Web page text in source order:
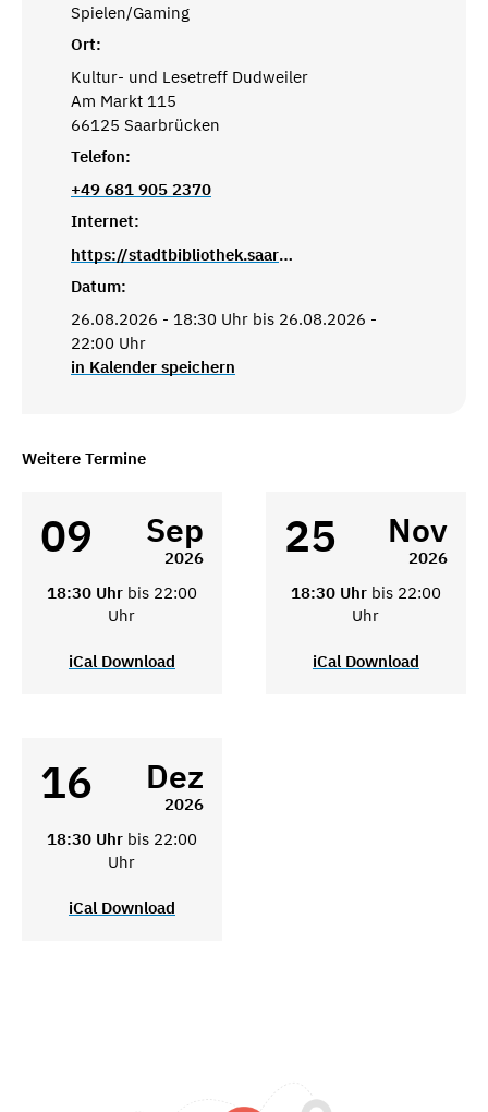
Spielen/Gaming
Ort:
Kultur- und Lesetreff Dudweiler
Am Markt 115
66125 Saarbrücken
Telefon:
+49 681 905 2370
Internet:
https://stadtbibliothek.saarbruecken.de/standorte/kultur_und_lesetreffs/kultur_und_lesetreff_dudweiler
Datum:
26.08.2026 - 18:30 Uhr bis 26.08.2026 -
22:00 Uhr
in Kalender speichern
Weitere Termine
09 Sep
2026
18:30 Uhr bis 22:00
Uhr
iCal Download
25 Nov
2026
18:30 Uhr bis 22:00
Uhr
iCal Download
16 Dez
2026
18:30 Uhr bis 22:00
Uhr
iCal Download